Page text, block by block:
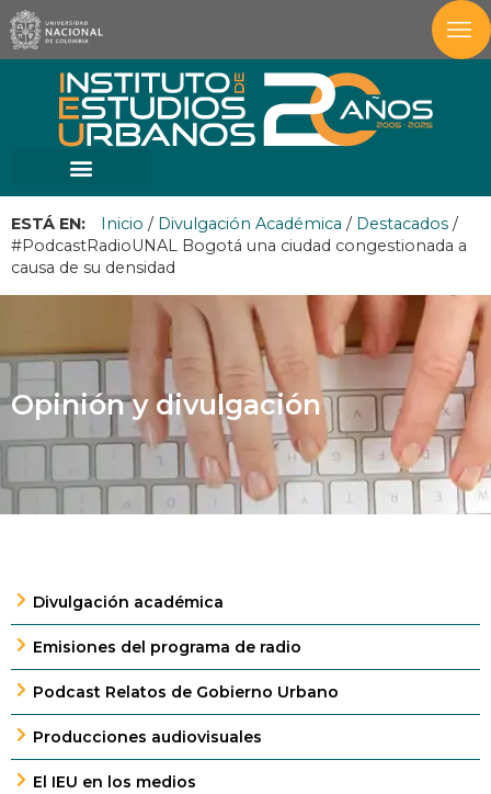
ESTÁ EN: Inicio / Divulgación Académica / Destacados /
#PodcastRadioUNAL Bogotá una ciudad congestionada a
causa de su densidad
Opinión y divulgación
Divulgación académica
Emisiones del programa de radio
Podcast Relatos de Gobierno Urbano
Producciones audiovisuales
El IEU en los medios